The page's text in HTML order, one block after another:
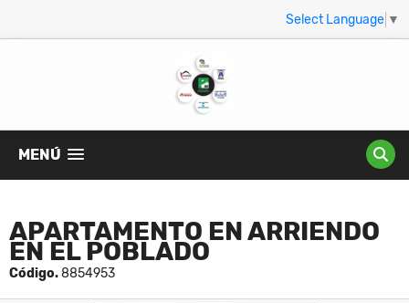
Select Language ▼
MENÚ
APARTAMENTO EN ARRIENDO
EN EL POBLADO
Código.8854953